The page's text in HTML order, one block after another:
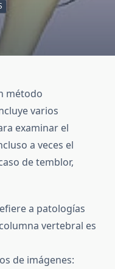
método
varios
examinar el
a veces el
de temblor,
a patologías
vertebral es
de imágenes: